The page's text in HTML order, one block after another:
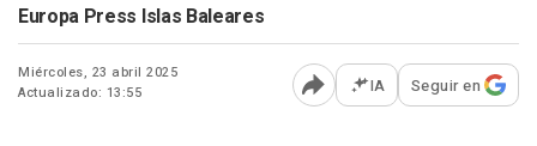
Europa Press Islas Baleares
Miércoles, 23 abril 2025
Actualizado: 13:55
Abrir opciones para
IA Seguir en